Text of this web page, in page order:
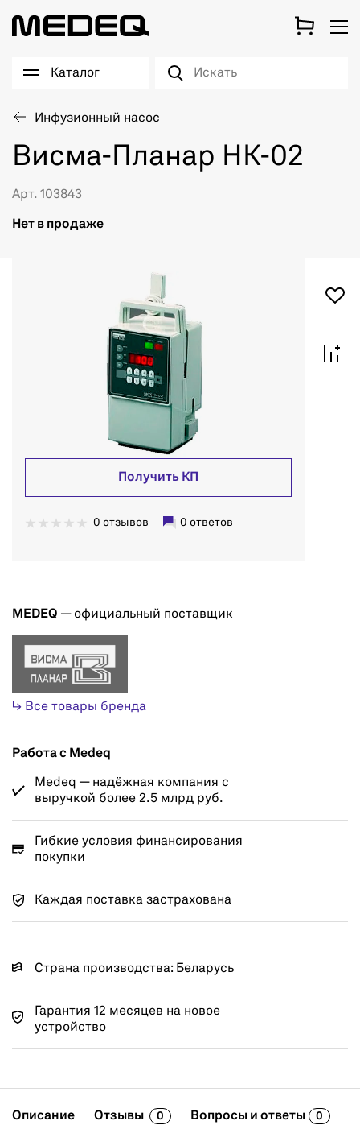
Каталог
Инфузионный насос
Висма-Планар НК-02
Арт. 103843
Нет в продаже
Получить КП
0 отзывов 0 ответов
MEDEQ — официальный поставщик
↳ Все товары бренда
Работа с Medeq
Medeq — надёжная компания с
выручкой более 2.5 млрд руб.
Гибкие условия финансирования
покупки
Каждая поставка застрахована
Страна производства: Беларусь
Гарантия 12 месяцев на новое
устройство
Описание Отзывы 0 Вопросы и ответы 0